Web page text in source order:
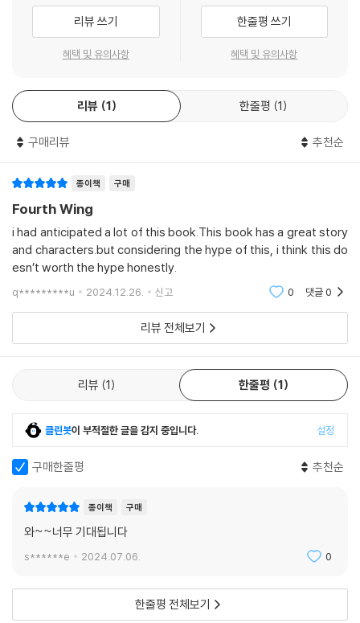
리뷰 쓰기
혜택 및 유의사항
한줄평 쓰기
혜택 및 유의사항
리뷰 1 한줄평 1
구매리뷰 추천순
종이책 구매
Fourth Wing
i had anticipated a lot of this book.This book has a great story
and characters.but considering the hype of this, i think this do
esn’t worth the hype honestly.
q*********u 2024.12.26. 신고 0 댓글0
리뷰 전체보기
리뷰 1 한줄평 1
클린봇이 부적절한 글을 감지 중입니다. 설정
구매한줄평 추천순
종이책 구매
와~~너무 기대됩니다
s******e 2024.07.06. 0
한줄평 전체보기